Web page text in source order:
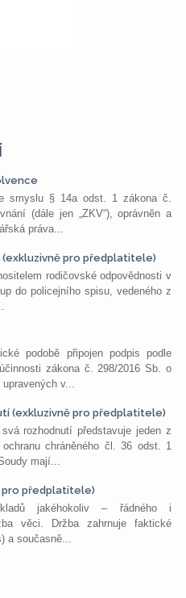
smyslu § 14a odst. 1 zákona č.
(dále jen „ZKV“), oprávněn a
práva...
pro předplatitele)
rodičovské odpovědnosti v
do policejního spisu, vedeného z
podobě připojen podpis podle
zákona č. 298/2016 Sb. o
v...
(exkluzivně pro předplatitele)
rozhodnutí představuje jeden z
chráněného čl. 36 odst. 1
mají...
pro předplatitele)
jakéhokoliv – řádného i
věci. Držba zahrnuje faktické
a současně...